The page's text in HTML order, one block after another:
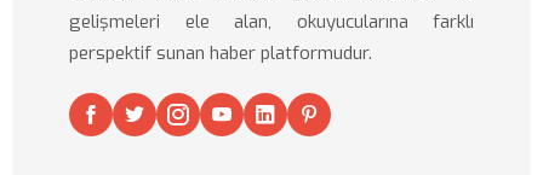
gelişmeleri ele alan, okuyucularına farklı
perspektif sunan haber platformudur.